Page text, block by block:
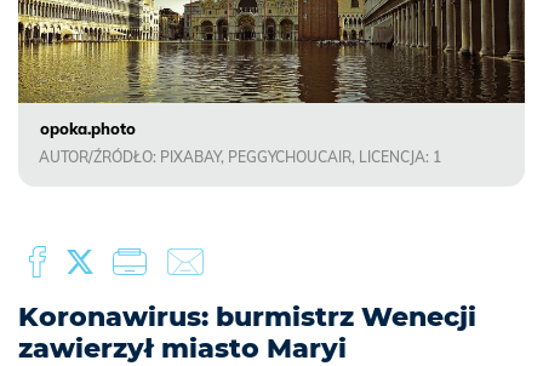
opoka.photo
AUTOR/ŹRÓDŁO: PIXABAY, PEGGYCHOUCAIR, LICENCJA: 1
Koronawirus: burmistrz Wenecji
zawierzył miasto Maryi